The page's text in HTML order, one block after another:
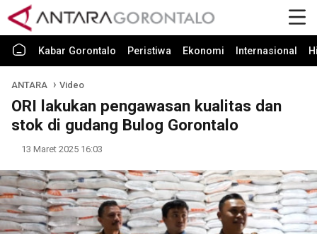
Kabar Gorontalo Peristiwa Ekonomi Internasional
ANTARA Video
ORI lakukan pengawasan kualitas dan
stok di gudang Bulog Gorontalo
13 Maret 2025 16:03